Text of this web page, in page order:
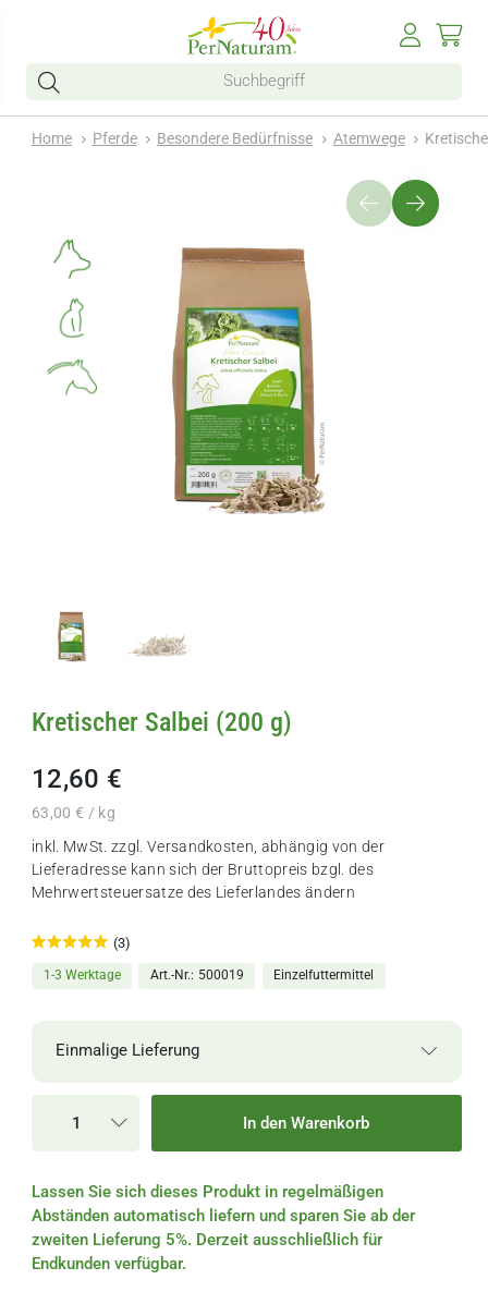
Home Pferde Besondere Bedürfnisse Atemwege
Kretischer Salbei (200 g)
12,60 €
63,00 € / kg
inkl. MwSt. zzgl. Versandkosten , abhängig von der
Lieferadresse kann sich der Bruttopreis bzgl. des
Mehrwertsteuersatze des Lieferlandes ändern
1-3 Werktage Art.-Nr. 500019 Einzelfuttermittel
(3)
Einmalige Lieferung
Alle 2 Wochen
Alle 4 Wochen
Alle 6 Wochen
In den Warenkorb
Lassen Sie sich dieses Produkt in regelmäßigen
Abständen automatisch liefern und sparen Sie ab der
zweiten Lieferung 5%. Derzeit ausschließlich für
Endkunden verfügbar.